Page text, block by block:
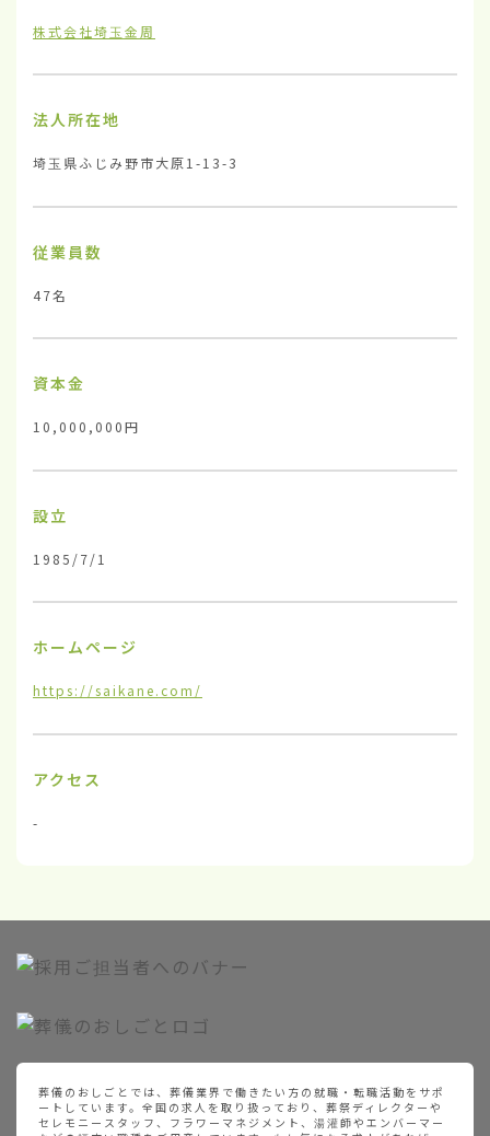
株式会社埼玉金周
法人所在地
埼玉県ふじみ野市大原1-13-3
従業員数
47名
資本金
10,000,000円
設立
1985/7/1
ホームページ
https://saikane.com/
アクセス
-
葬儀のおしごとでは、葬儀業界で働きたい方の就職・転職活動をサポ
ートしています。全国の求人を取り扱っており、葬祭ディレクターや
セレモニースタッフ、フラワーマネジメント、湯灌師やエンバーマー